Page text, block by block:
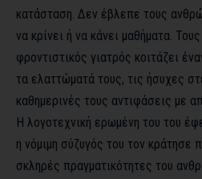
κατάσταση. Δεν έβλεπε τους
να κρίνει ή να κάνει μαθήματα.
φροντιστικός γιατρός κοιτάζει
τα ελαττώματά τους, τις ήσυχες
καθημερινές τους αντιφάσεις με
Η λογοτεχνική ερωμένη του του
η νόμιμη σύζυγός του τον κράτησε
σκληρές πραγματικότητες του